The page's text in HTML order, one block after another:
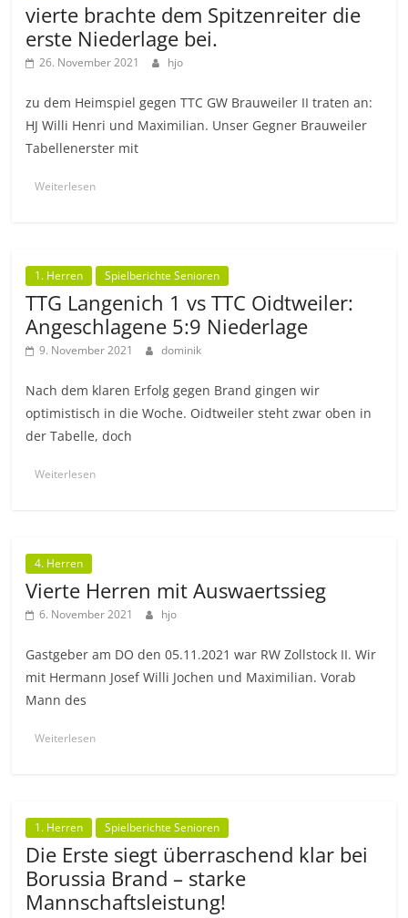
vierte brachte dem Spitzenreiter die
erste Niederlage bei.
26. November 2021 hjo
zu dem Heimspiel gegen TTC GW Brauweiler II traten an:
HJ Willi Henri und Maximilian. Unser Gegner Brauweiler
Tabellenerster mit
Weiterlesen
1. Herren Spielberichte Senioren
TTG Langenich 1 vs TTC Oidtweiler:
Angeschlagene 5:9 Niederlage
9. November 2021 dominik
Nach dem klaren Erfolg gegen Brand gingen wir
optimistisch in die Woche. Oidtweiler steht zwar oben in
der Tabelle, doch
Weiterlesen
4. Herren
Vierte Herren mit Auswaertssieg
6. November 2021 hjo
Gastgeber am DO den 05.11.2021 war RW Zollstock II. Wir
mit Hermann Josef Willi Jochen und Maximilian. Vorab
Mann des
Weiterlesen
1. Herren Spielberichte Senioren
Die Erste siegt überraschend klar bei
Borussia Brand – starke
Mannschaftsleistung!